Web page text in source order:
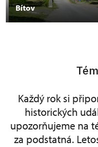
Bítov
Každý rok si
historických
upozorňujeme na
za podstatná.